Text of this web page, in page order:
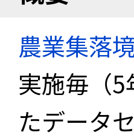
農業集落
実施毎（
たデータ